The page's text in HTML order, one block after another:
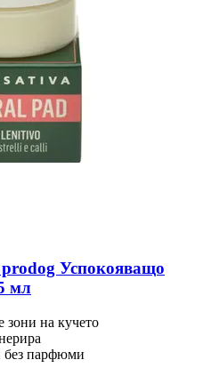
prodog Успокояващо
мл
зони на кучето
без парфюми